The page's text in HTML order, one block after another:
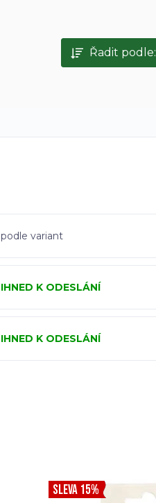
Řadit podle:
podle variant
IHNED K ODESLÁNÍ
IHNED K ODESLÁNÍ
SLEVA 15%